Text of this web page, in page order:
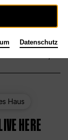
Haus
HERE
Datenschutz